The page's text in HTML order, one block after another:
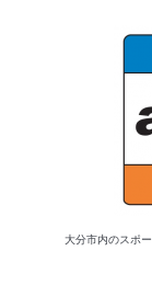
大分市内のスポ